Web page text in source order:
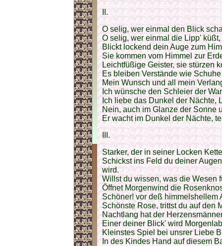
II.
O selig, wer einmal den Blick
O selig, wer einmal die Lipp'
Blickt lockend dein Auge zum
Sie kommen vom Himmel zur
Leichtfüßige Geister, sie stürzen
Es bleiben Verstände wie
Mein Wunsch und all mein
Ich wünsche den Schleier der
Ich liebe das Dunkel der Nächte,
Nein, auch im Glanze der Sonne
Er wacht im Dunkel der Nächte,
III.
Starker, der in seiner Locken
Schickst ins Feld du deiner
wird.
Willst du wissen, was die Wesen
Öffnet Morgenwind die
Schöner! vor deß himmelshellem
Schönste Rose, trittst du auf den
Nachtlang hat der
Einer deiner Blick' wird
Kleinstes Spiel bei unsrer Liebe
In des Kindes Hand auf diesem